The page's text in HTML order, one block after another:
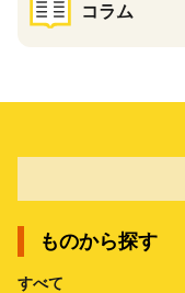
コラム
ものから探す
すべて